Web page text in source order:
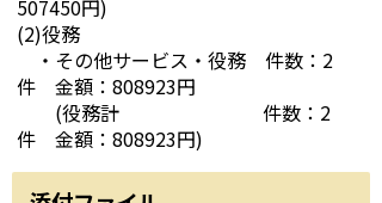
507450円)
(2)役務
・その他サービス・役務 件数：2
件 金額：808923円
(役務計 件数：2
件 金額：808923円)